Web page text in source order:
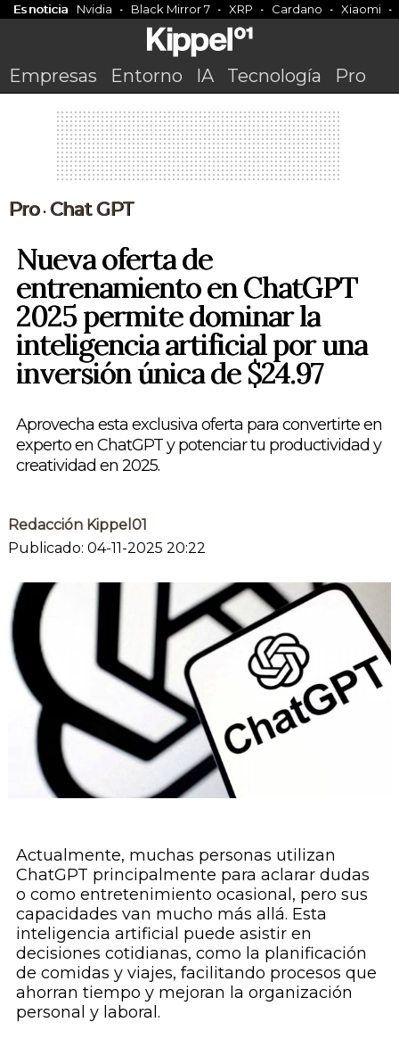
Es noticia Nvidia Black Mirror 7 XRP Cardano Xiaomi
Empresas Entorno IA Tecnología Pro
Pro• Chat GPT
Nueva oferta de
entrenamiento en ChatGPT
2025 permite dominar la
inteligencia artificial por una
inversión única de $24.97
Aprovecha esta exclusiva oferta para convertirte en
experto en ChatGPT y potenciar tu productividad y
creatividad en 2025.
Redacción Kippel01
Publicado: 04-11-2025 20:22
Actualmente, muchas personas utilizan
ChatGPT principalmente para aclarar dudas
o como entretenimiento ocasional, pero sus
capacidades van mucho más allá. Esta
inteligencia artificial puede asistir en
decisiones cotidianas, como la planificación
de comidas y viajes, facilitando procesos que
ahorran tiempo y mejoran la organización
personal y laboral.